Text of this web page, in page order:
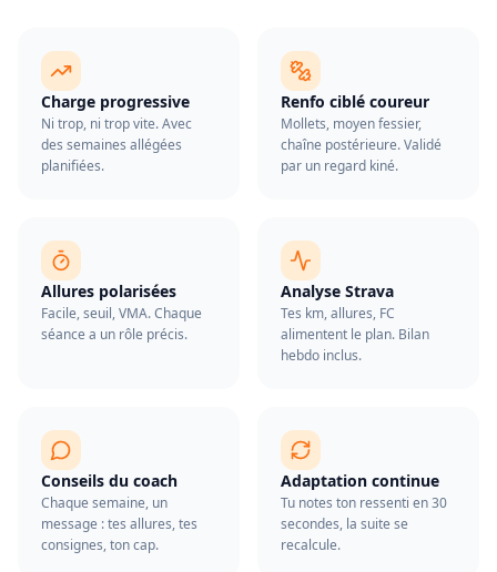
Charge progressive
Ni trop, ni trop vite. Avec
des semaines allégées
planifiées.
Renfo ciblé coureur
Mollets, moyen fessier,
chaîne postérieure. Validé
par un regard kiné.
Allures polarisées
Facile, seuil, VMA. Chaque
séance a un rôle précis.
Analyse Strava
Tes km, allures, FC
alimentent le plan. Bilan
hebdo inclus.
Conseils du coach
Chaque semaine, un
message : tes allures, tes
consignes, ton cap.
Adaptation continue
Tu notes ton ressenti en 30
secondes, la suite se
recalcule.